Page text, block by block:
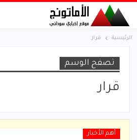
الرئيسية قرار
تصفح الوسم
قرار
أهم الأخبار